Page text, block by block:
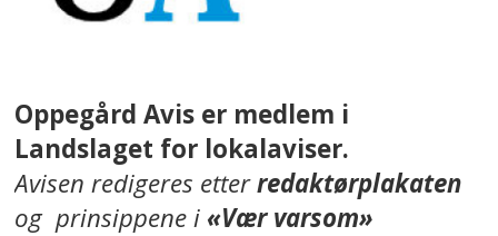
Oppegård Avis er medlem i
Landslaget for lokalaviser.
Avisen redigeres etterredaktørplakaten
og prinsippene i«Vær varsom»